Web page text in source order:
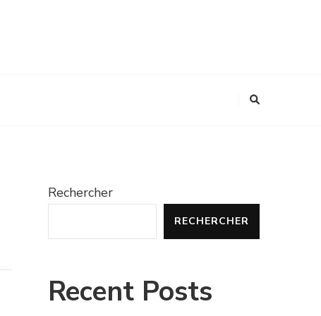
Rechercher
RECHERCHER
Recent Posts